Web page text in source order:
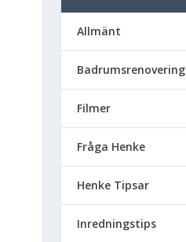
Allmänt
Badrumsrenovering
Filmer
Fråga Henke
Henke Tipsar
Inredningstips